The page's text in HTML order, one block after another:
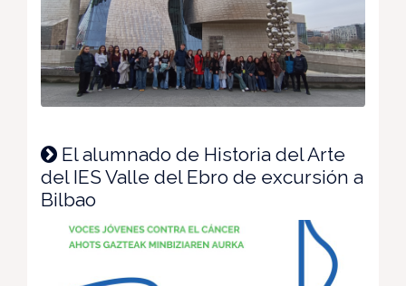
El alumnado de Historia del Arte
del IES Valle del Ebro de excursión a
Bilbao